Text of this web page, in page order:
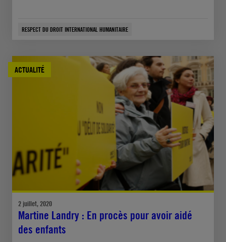
RESPECT DU DROIT INTERNATIONAL HUMANITAIRE
ACTUALITÉ
2 juillet, 2020
Martine Landry : En procès pour avoir aidé
des enfants